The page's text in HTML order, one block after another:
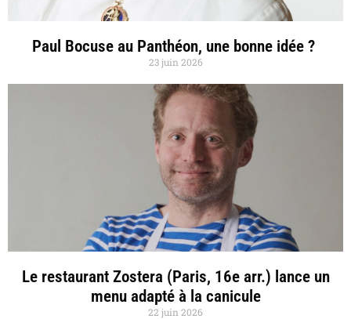
Paul Bocuse au Panthéon, une bonne idée ?
23 juin 2026
Le restaurant Zostera (Paris, 16e arr.) lance un
menu adapté à la canicule
22 juin 2026